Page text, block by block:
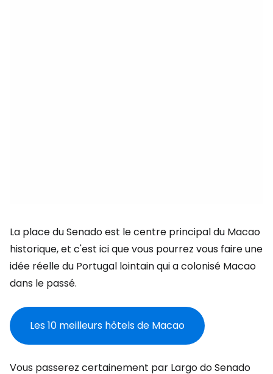
La place du Senado est le centre principal du Macao
historique, et c'est ici que vous pourrez vous faire une
idée réelle du Portugal lointain qui a colonisé Macao
dans le passé.
Les 10 meilleurs hôtels de Macao
Vous passerez certainement par Largo do Senado